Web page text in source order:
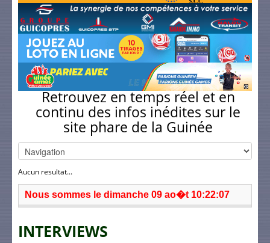
Retrouvez en temps réel et en
continu des infos inédites sur le
site phare de la Guinée
Aucun resultat...
Nous sommes le dimanche 09 ao�t 10:22:07
INTERVIEWS